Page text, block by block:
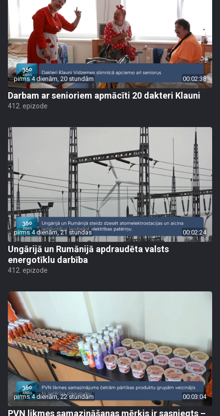
pirms 4 dienām, 20 stundām 00:02:38
Darbam ar senioriem apmācīti 20 dakteri Klauni
412. epizode
pirms 4 dienām, 21 stundas 00:02:24
Ungārijā un Rumānijā apdraudēta valsts
energotīklu darbība
412. epizode
pirms 4 dienām, 22 stundām 00:03:04
PVN likmes samazināšanas mērķis ir sasniegts –